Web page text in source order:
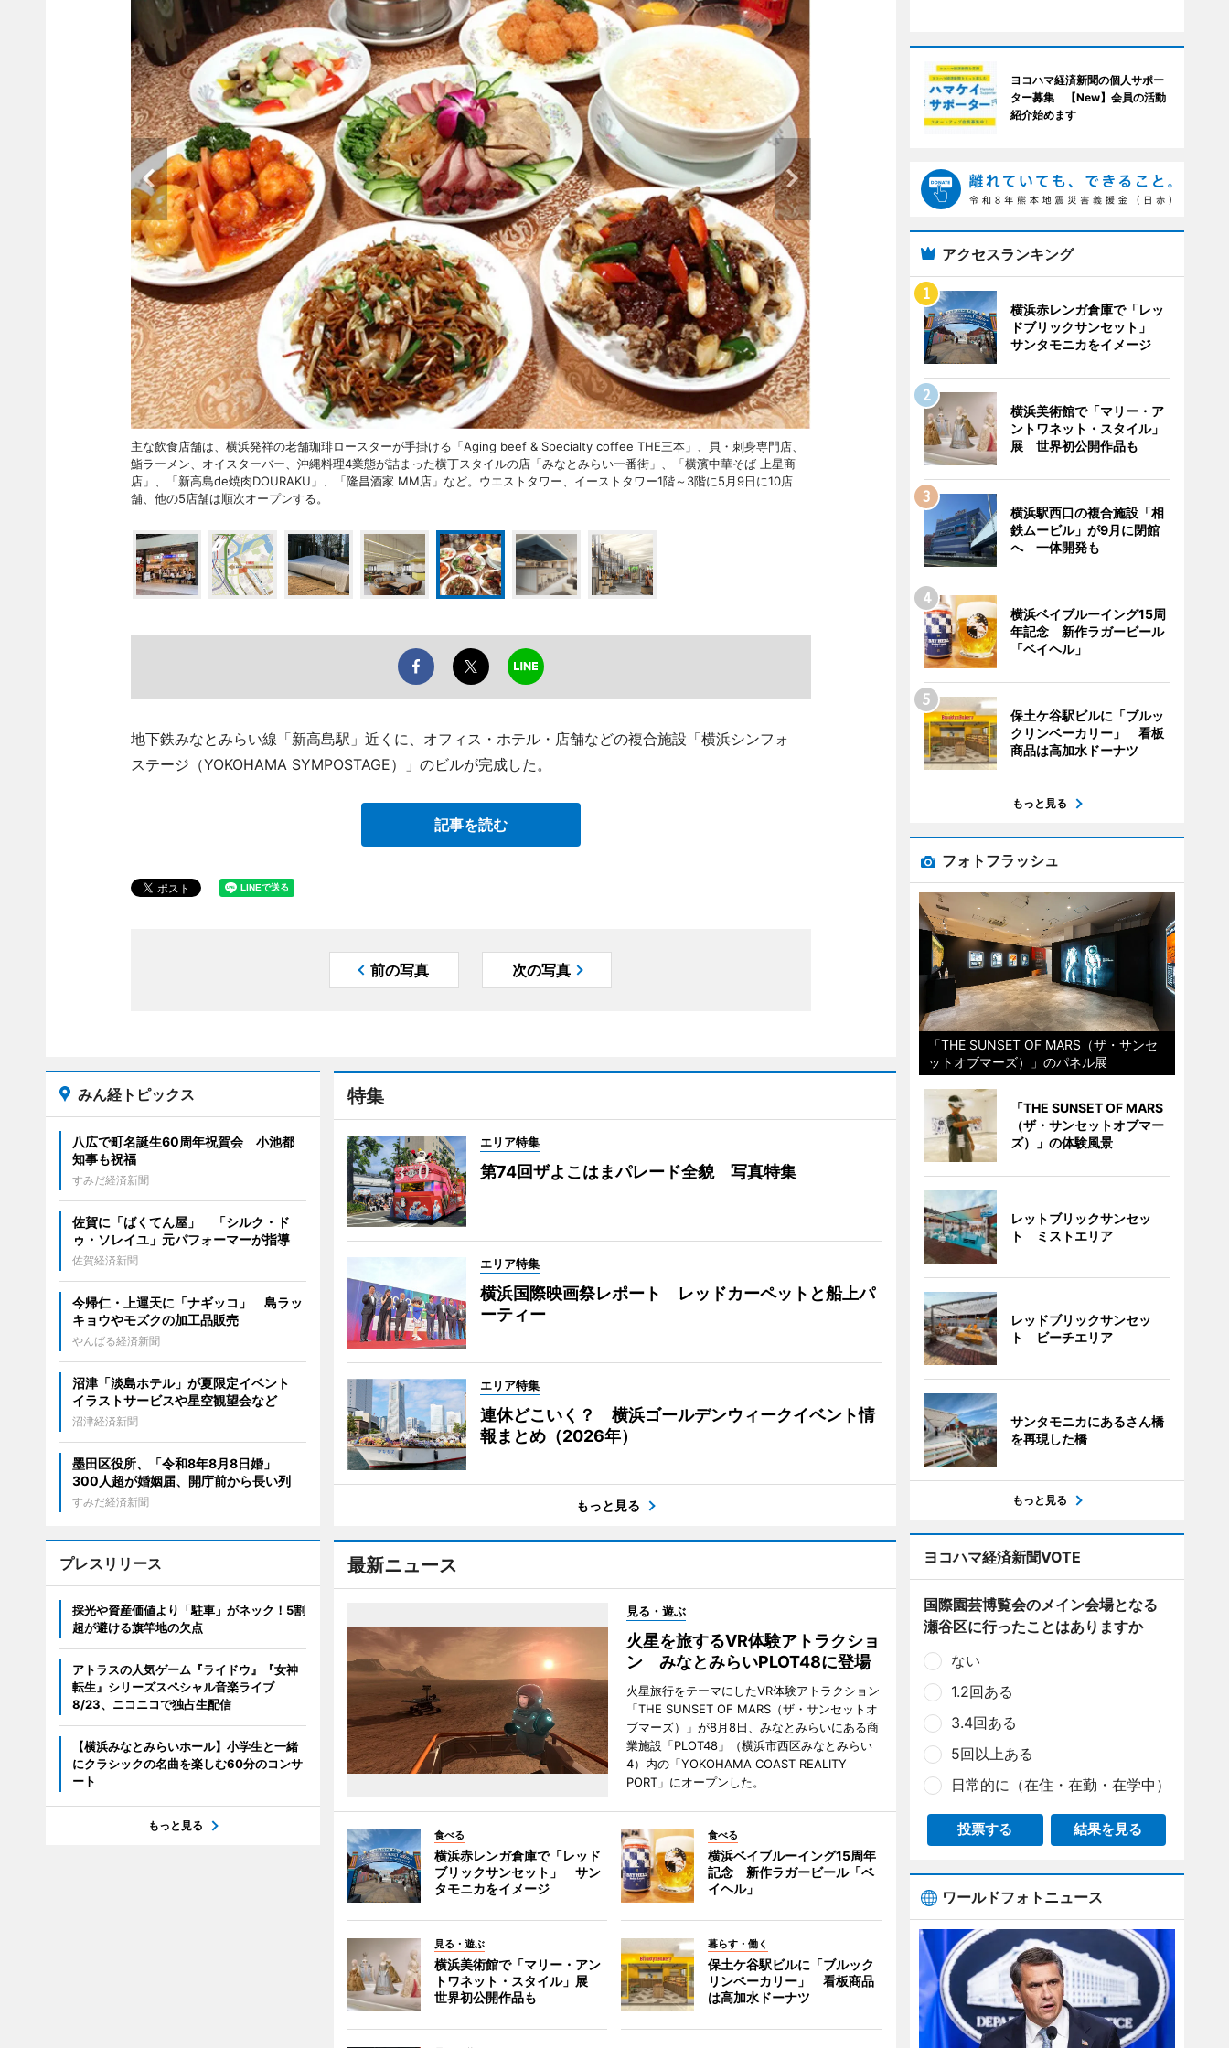
主な飲食店舗は、横浜発祥の老舗珈琲ロースターが手掛ける「Aging beef & Specialty coffee THE三本」、貝・刺身専門店、
鮨ラーメン、オイスターバー、沖縄料理4業態が詰まった横丁スタイルの店「みなとみらい一番街」、「横濱中華そば 上星商
店」、「新高島de焼肉DOURAKU」、「隆昌酒家 MM店」など。ウエストタワー、イーストタワー1階～3階に5月9日に10店
舗、他の5店舗は順次オープンする。
地下鉄みなとみらい線「新高島駅」近くに、オフィス・ホテル・店舗などの複合施設「横浜シンフォ
ステージ（YOKOHAMA SYMPOSTAGE）」のビルが完成した。
記事を読む
前の写真 次の写真
特集
エリア特集
第74回ザよこはまパレード全貌 写真特集
エリア特集
横浜国際映画祭レポート レッドカーペットと船上パ
ーティー
エリア特集
連休どこいく？ 横浜ゴールデンウィークイベント情
報まとめ（2026年）
もっと見る
最新ニュース
見る・遊ぶ
火星を旅するVR体験アトラクショ
ン みなとみらいPLOT48に登場
火星旅行をテーマにしたVR体験アトラクション
「THE SUNSET OF MARS（ザ・サンセットオ
ブマーズ）」が8月8日、みなとみらいにある商
業施設「PLOT48」（横浜市西区みなとみらい
4）内の「YOKOHAMA COAST REALITY
PORT」にオープンした。
食べる
横浜赤レンガ倉庫で「レッド
ブリックサンセット」 サン
タモニカをイメージ
食べる
横浜ベイブルーイング15周年
記念 新作ラガービール「ベ
イヘル」
見る・遊ぶ
横浜美術館で「マリー・アン
トワネット・スタイル」展
世界初公開作品も
暮らす・働く
保土ケ谷駅ビルに「ブルック
リンベーカリー」 看板商品
は高加水ドーナツ
みん経トピックス
八広で町名誕生60周年祝賀会 小池都
知事も祝福
すみだ経済新聞
佐賀に「ばくてん屋」 「シルク・ド
ゥ・ソレイユ」元パフォーマーが指導
佐賀経済新聞
今帰仁・上運天に「ナギッコ」 島ラッ
キョウやモズクの加工品販売
やんばる経済新聞
沼津「淡島ホテル」が夏限定イベント
イラストサービスや星空観望会など
沼津経済新聞
墨田区役所、「令和8年8月8日婚」
300人超が婚姻届、開庁前から長い列
すみだ経済新聞
プレスリリース
採光や資産価値より「駐車」がネック！5割
超が避ける旗竿地の欠点
アトラスの人気ゲーム『ライドウ』『女神
転生』シリーズスペシャル音楽ライブ
8/23、ニコニコで独占生配信
【横浜みなとみらいホール】小学生と一緒
にクラシックの名曲を楽しむ60分のコンサ
ート
もっと見る
ヨコハマ経済新聞の個人サポー
ター募集 【New】会員の活動
紹介始めます
アクセスランキング
横浜赤レンガ倉庫で「レッ
ドブリックサンセット」
サンタモニカをイメージ
横浜美術館で「マリー・ア
ントワネット・スタイル」
展 世界初公開作品も
横浜駅西口の複合施設「相
鉄ムービル」が9月に閉館
へ 一体開発も
横浜ベイブルーイング15周
年記念 新作ラガービール
「ベイヘル」
保土ケ谷駅ビルに「ブルッ
クリンベーカリー」 看板
商品は高加水ドーナツ
もっと見る
フォトフラッシュ
「THE SUNSET OF MARS（ザ・サンセ
ットオブマーズ）」のパネル展
「THE SUNSET OF MARS
（ザ・サンセットオブマー
ズ）」の体験風景
レットブリックサンセッ
ト ミストエリア
レッドブリックサンセッ
ト ビーチエリア
サンタモニカにあるさん橋
を再現した橋
もっと見る
ヨコハマ経済新聞VOTE
国際園芸博覧会のメイン会場となる
瀬谷区に行ったことはありますか
ない
1.2回ある
3.4回ある
5回以上ある
日常的に（在住・在勤・在学中）
投票する 結果を見る
ワールドフォトニュース